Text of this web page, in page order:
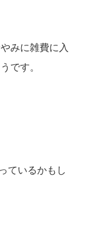
みに雑費に入
です。
ているかもし